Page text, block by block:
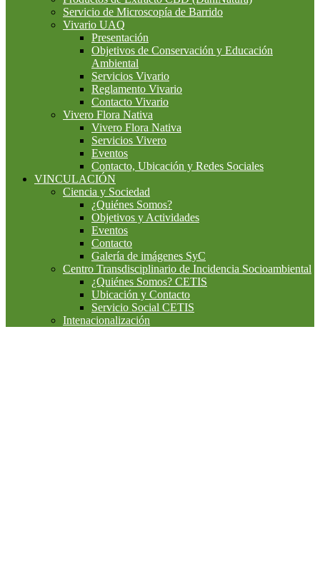
Servicio de Microscopía de Barrido
Vivario UAQ
Presentación
Objetivos de Conservación y Educación
Ambiental
Servicios Vivario
Reglamento Vivario
Contacto Vivario
Vivero Flora Nativa
Vivero Flora Nativa
Servicios Vivero
Eventos
Contacto, Ubicación y Redes Sociales
VINCULACIÓN
Ciencia y Sociedad
¿Quiénes Somos?
Objetivos y Actividades
Eventos
Contacto
Galería de imágenes SyC
Centro Transdisciplinario de Incidencia Socioambiental
¿Quiénes Somos? CETIS
Ubicación y Contacto
Servicio Social CETIS
Intenacionalización